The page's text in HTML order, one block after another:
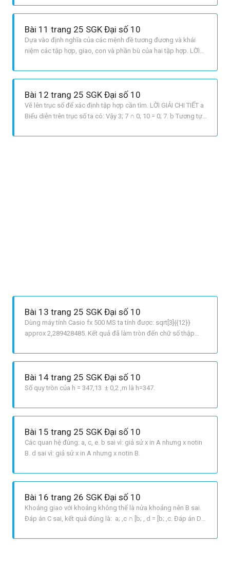
, 9; , 10; , 11; , 12right} c x=1^n + Với n=2k , , k
Bài 11 trang 25 SGK Đại số 10
Dựa vào định nghĩa của các mệnh đề tương đương và khái
niệm các tập hợp, giao, con và phần bù của hai tập hợp. LỜI
của hai tập hợp A và B ta được: P ⇔ T R ⇔ S Q ⇔ X.
Bài 12 trang 25 SGK Đại số 10
Vẽ lên trục số để xác định tập hợp cần tìm. LỜI GIẢI CHI TIẾT a
Biểu diễn trên trục số ta có: Vậy 3; 7 ∩ 0; 10 = 0; 7. b Tương tự
Rbackslash ∞; 3=[3; +∞.
Bài 13 trang 25 SGK Đại số 10
Dùng máy tính Casio fx 500 MS ta tính được: sqrt[3]{{12}}
approx 2,289428485. Kết quả đã làm tròn đến chữ số thập
Delta < 0,001.
Bài 14 trang 25 SGK Đại số 10
Số quy tròn của h = 347,13 ± 0,2 ,m là h=347.
Bài 15 trang 25 SGK Đại số 10
Các quan hệ đúng: a, c, e. b sai vì: giả sử x in A nhưng x notin
B. d sai vì: giả sử x in A nhưng x notin B.
Bài 16 trang 26 SGK Đại số 10
Khoảng giao với khoảng không thể là nửa khoảng nên B sai.
Đáp án C sai, kết quả đúng là: a; ,c ∩ [b; , d = [b; ,c. Đáp án D